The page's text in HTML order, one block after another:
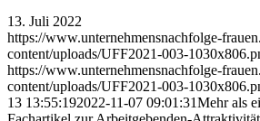
13. Juli 2022
https://www.unternehmensnachfolge-
content/uploads/UFF2021-003-
https://www.unternehmensnachfolge-
content/uploads/UFF2021-003-
13 13:55:192022-11-07 09:01:31Mehr als